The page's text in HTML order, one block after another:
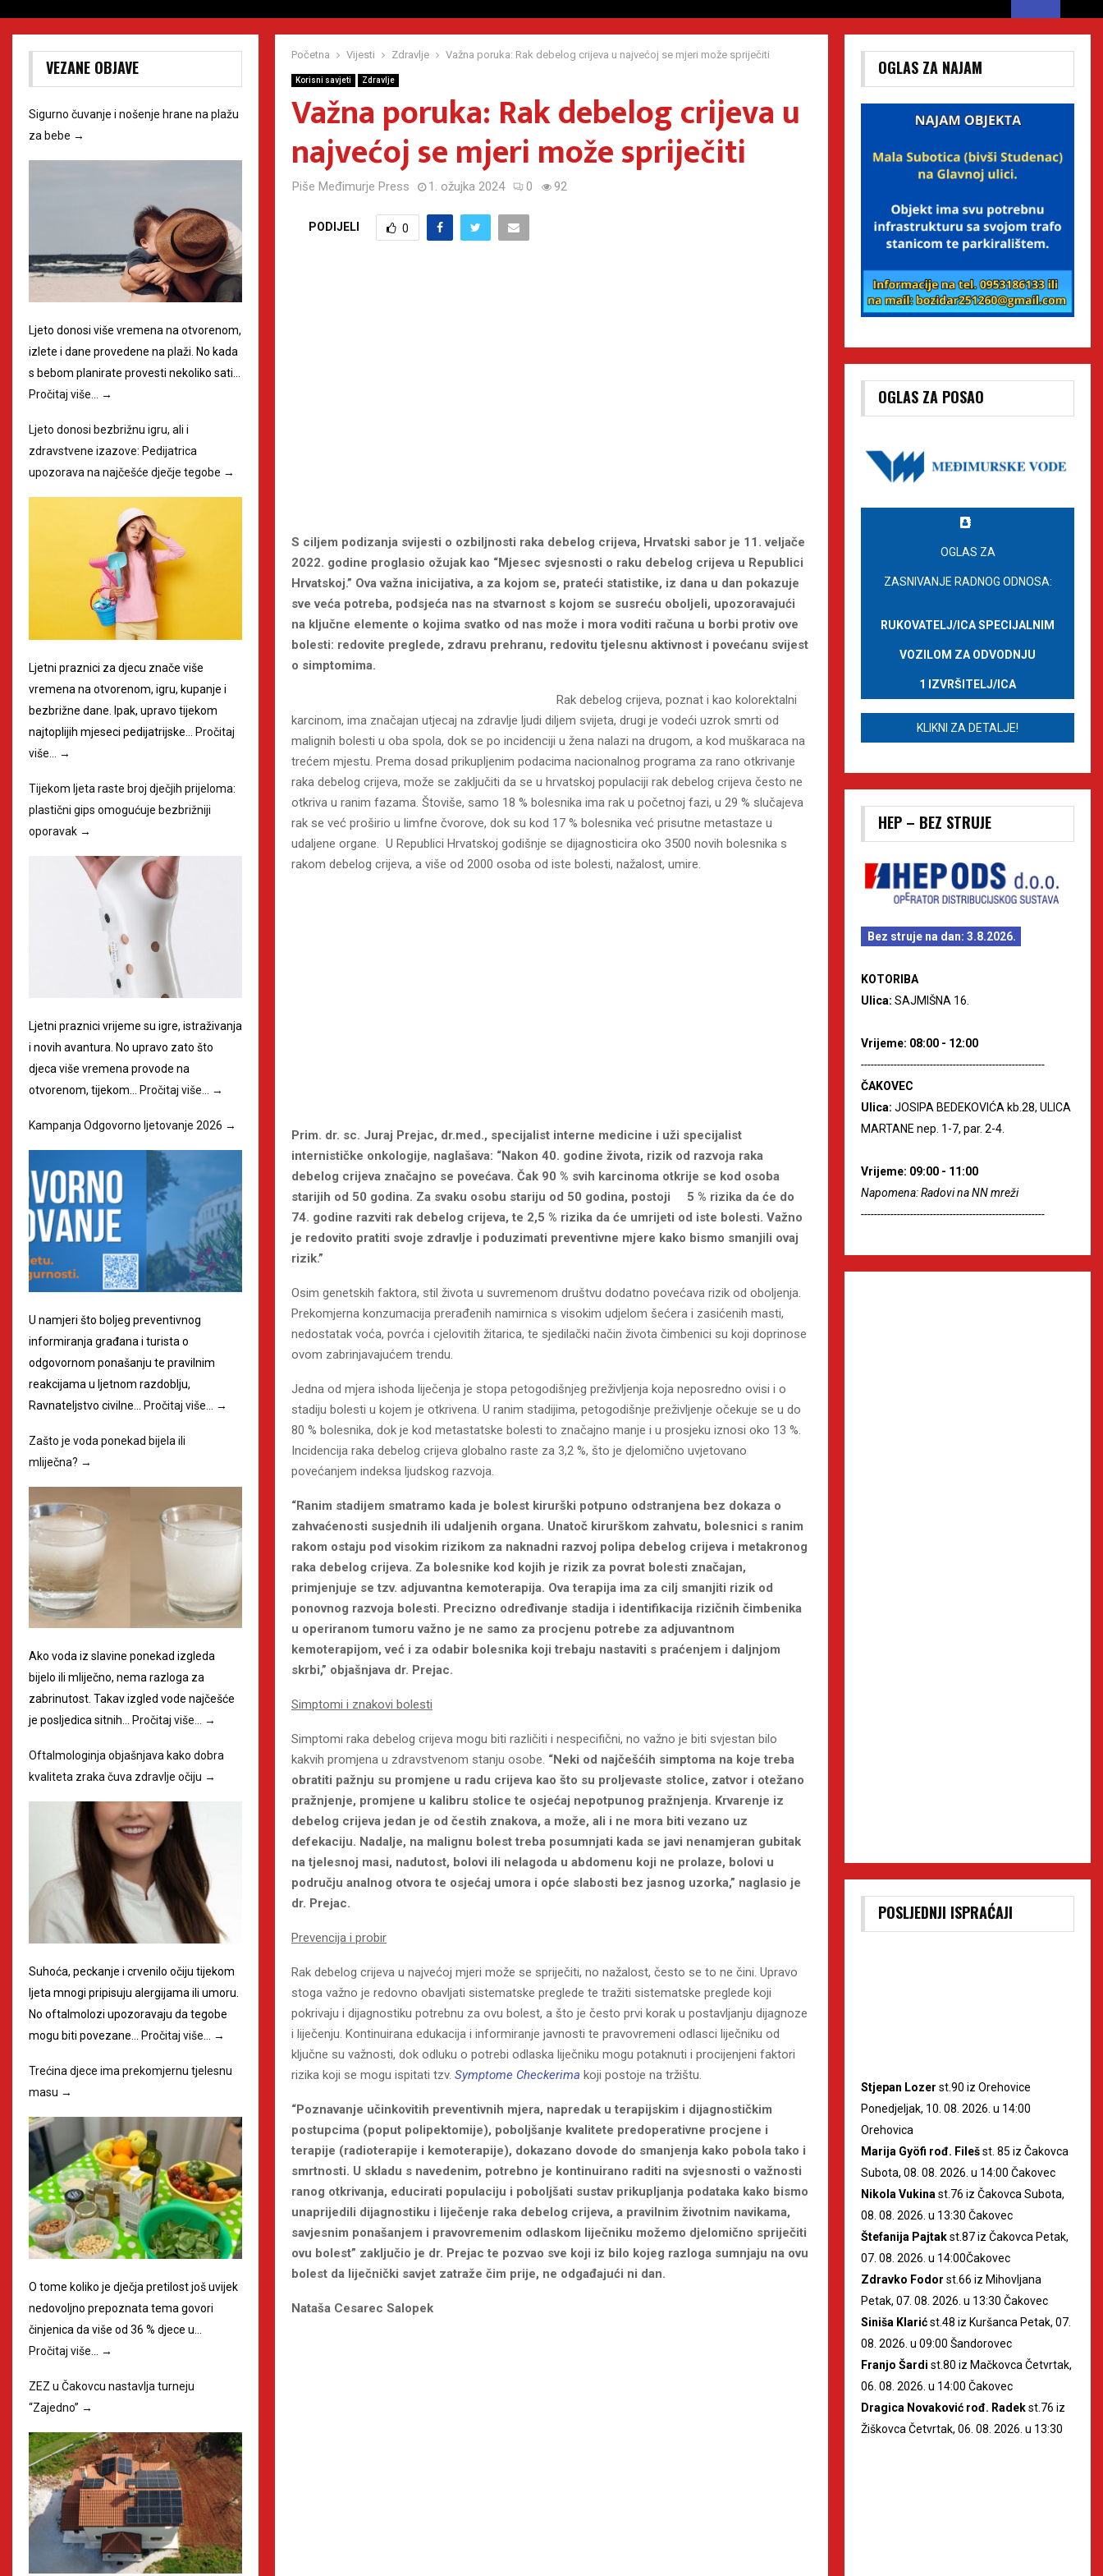
Početna Vijesti Zdravlje Važna poruka: Rak debelog crijeva u najvećoj se mjeri može spriječiti
Korisni savjeti Zdravlje
Važna poruka: Rak debelog crijeva u
najvećoj se mjeri može spriječiti
Piše Međimurje Press 1. ožujka 2024 0 92
PODIJELI 0
S ciljem podizanja svijesti o ozbiljnosti raka debelog crijeva, Hrvatski sabor je 11. veljače
2022. godine proglasio ožujak kao “Mjesec svjesnosti o raku debelog crijeva u Republici
Hrvatskoj.” Ova važna inicijativa, a za kojom se, prateći statistike, iz dana u dan pokazuje
sve veća potreba, podsjeća nas na stvarnost s kojom se susreću oboljeli, upozoravajući
na ključne elemente o kojima svatko od nas može i mora voditi računa u borbi protiv ove
bolesti: redovite preglede, zdravu prehranu, redovitu tjelesnu aktivnost i povećanu svijest
o simptomima.
Rak debelog crijeva, poznat i kao kolorektalni
karcinom, ima značajan utjecaj na zdravlje ljudi diljem svijeta, drugi je vodeći uzrok smrti od
malignih bolesti u oba spola, dok se po incidenciji u žena nalazi na drugom, a kod muškaraca na
trećem mjestu. Prema dosad prikupljenim podacima nacionalnog programa za rano otkrivanje
raka debelog crijeva, može se zaključiti da se u hrvatskoj populaciji rak debelog crijeva često ne
otkriva u ranim fazama. Štoviše, samo 18 % bolesnika ima rak u početnoj fazi, u 29 % slučajeva
rak se već proširio u limfne čvorove, dok su kod 17 % bolesnika već prisutne metastaze u
udaljene organe. U Republici Hrvatskoj godišnje se dijagnosticira oko 3500 novih bolesnika s
rakom debelog crijeva, a više od 2000 osoba od iste bolesti, nažalost, umire.
Prim. dr. sc. Juraj Prejac, dr.med., specijalist interne medicine i uži specijalist
internističke onkologije, naglašava: “Nakon 40. godine života, rizik od razvoja raka
debelog crijeva značajno se povećava. Čak 90 % svih karcinoma otkrije se kod osoba
starijih od 50 godina. Za svaku osobu stariju od 50 godina, postoji 5 % rizika da će do
74. godine razviti rak debelog crijeva, te 2,5 % rizika da će umrijeti od iste bolesti. Važno
je redovito pratiti svoje zdravlje i poduzimati preventivne mjere kako bismo smanjili ovaj
rizik.”
Osim genetskih faktora, stil života u suvremenom društvu dodatno povećava rizik od oboljenja.
Prekomjerna konzumacija prerađenih namirnica s visokim udjelom šećera i zasićenih masti,
nedostatak voća, povrća i cjelovitih žitarica, te sjedilački način života čimbenici su koji doprinose
ovom zabrinjavajućem trendu.
Jedna od mjera ishoda liječenja je stopa petogodišnjeg preživljenja koja neposredno ovisi i o
stadiju bolesti u kojem je otkrivena. U ranim stadijima, petogodišnje preživljenje očekuje se u do
80 % bolesnika, dok je kod metastatske bolesti to značajno manje i u prosjeku iznosi oko 13 %.
Incidencija raka debelog crijeva globalno raste za 3,2 %, što je djelomično uvjetovano
povećanjem indeksa ljudskog razvoja.
“Ranim stadijem smatramo kada je bolest kirurški potpuno odstranjena bez dokaza o
zahvaćenosti susjednih ili udaljenih organa. Unatoč kirurškom zahvatu, bolesnici s ranim
rakom ostaju pod visokim rizikom za naknadni razvoj polipa debelog crijeva i metakronog
raka debelog crijeva. Za bolesnike kod kojih je rizik za povrat bolesti značajan,
primjenjuje se tzv. adjuvantna kemoterapija. Ova terapija ima za cilj smanjiti rizik od
ponovnog razvoja bolesti. Precizno određivanje stadija i identifikacija rizičnih čimbenika
u operiranom tumoru važno je ne samo za procjenu potrebe za adjuvantnom
kemoterapijom, već i za odabir bolesnika koji trebaju nastaviti s praćenjem i daljnjom
skrbi,” objašnjava dr. Prejac.
Simptomi i znakovi bolesti
Simptomi raka debelog crijeva mogu biti različiti i nespecifični, no važno je biti svjestan bilo
kakvih promjena u zdravstvenom stanju osobe. “Neki od najčešćih simptoma na koje treba
obratiti pažnju su promjene u radu crijeva kao što su proljevaste stolice, zatvor i otežano
pražnjenje, promjene u kalibru stolice te osjećaj nepotpunog pražnjenja. Krvarenje iz
debelog crijeva jedan je od čestih znakova, a može, ali i ne mora biti vezano uz
defekaciju. Nadalje, na malignu bolest treba posumnjati kada se javi nenamjeran gubitak
na tjelesnoj masi, nadutost, bolovi ili nelagoda u abdomenu koji ne prolaze, bolovi u
području analnog otvora te osjećaj umora i opće slabosti bez jasnog uzorka,” naglasio je
dr. Prejac.
Prevencija i probir
Rak debelog crijeva u najvećoj mjeri može se spriječiti, no nažalost, često se to ne čini. Upravo
stoga važno je redovno obavljati sistematske preglede te tražiti sistematske preglede koji
pokrivaju i dijagnostiku potrebnu za ovu bolest, a što je često prvi korak u postavljanju dijagnoze
i liječenju. Kontinuirana edukacija i informiranje javnosti te pravovremeni odlasci liječniku od
ključne su važnosti, dok odluku o potrebi odlaska liječniku mogu potaknuti i procijenjeni faktori
rizika koji se mogu ispitati tzv. Symptome Checkerima koji postoje na tržištu.
“Poznavanje učinkovitih preventivnih mjera, napredak u terapijskim i dijagnostičkim
postupcima (poput polipektomije), poboljšanje kvalitete predoperativne procjene i
terapije (radioterapije i kemoterapije), dokazano dovode do smanjenja kako pobola tako i
smrtnosti. U skladu s navedenim, potrebno je kontinuirano raditi na svjesnosti o važnosti
ranog otkrivanja, educirati populaciju i poboljšati sustav prikupljanja podataka kako bismo
unaprijedili dijagnostiku i liječenje raka debelog crijeva, a pravilnim životnim navikama,
savjesnim ponašanjem i pravovremenim odlaskom liječniku možemo djelomično spriječiti
ovu bolest” zaključio je dr. Prejac te pozvao sve koji iz bilo kojeg razloga sumnjaju na ovu
bolest da liječnički savjet zatraže čim prije, ne odgađajući ni dan.
Nataša Cesarec Salopek
VEZANE OBJAVE
Sigurno čuvanje i nošenje hrane na plažu
za bebe →
Ljeto donosi više vremena na otvorenom,
izlete i dane provedene na plaži. No kada
s bebom planirate provesti nekoliko sati…
Pročitaj više… →
Ljeto donosi bezbrižnu igru, ali i
zdravstvene izazove: Pedijatrica
upozorava na najčešće dječje tegobe →
Ljetni praznici za djecu znače više
vremena na otvorenom, igru, kupanje i
bezbrižne dane. Ipak, upravo tijekom
najtoplijih mjeseci pedijatrijske…
Pročitaj
više…
→
Tijekom ljeta raste broj dječjih prijeloma:
plastični gips omogućuje bezbrižniji
oporavak →
Ljetni praznici vrijeme su igre, istraživanja
i novih avantura. No upravo zato što
djeca više vremena provode na
otvorenom, tijekom…
Pročitaj više… →
Kampanja Odgovorno ljetovanje 2026 →
U namjeri što boljeg preventivnog
informiranja građana i turista o
odgovornom ponašanju te pravilnim
reakcijama u ljetnom razdoblju,
Ravnateljstvo civilne…
Pročitaj više… →
Zašto je voda ponekad bijela ili
mliječna? →
Ako voda iz slavine ponekad izgleda
bijelo ili mliječno, nema razloga za
zabrinutost. Takav izgled vode najčešće
je posljedica sitnih… Pročitaj više… →
Oftalmologinja objašnjava kako dobra
kvaliteta zraka čuva zdravlje očiju →
Suhoća, peckanje i crvenilo očiju tijekom
ljeta mnogi pripisuju alergijama ili umoru.
No oftalmolozi upozoravaju da tegobe
mogu biti povezane…
Pročitaj više… →
Trećina djece ima prekomjernu tjelesnu
masu →
O tome koliko je dječja pretilost još uvijek
nedovoljno prepoznata tema govori
činjenica da više od 36 % djece u…
Pročitaj više…
→
ZEZ u Čakovcu nastavlja turneju
“Zajedno” →
OGLAS ZA NAJAM
OGLAS ZA POSAO
OGLAS ZA
ZASNIVANJE RADNOG ODNOSA:
RUKOVATELJ/ICA SPECIJALNIM
VOZILOM ZA ODVODNJU
1 IZVRŠITELJ/ICA
KLIKNI ZA DETALJE!
HEP – BEZ STRUJE
Bez struje na dan: 3.8.2026.
KOTORIBA
Ulica: SAJMIŠNA 16.
Vrijeme: 08:00 - 12:00
--------------------------------------------------------
ČAKOVEC
Ulica: JOSIPA BEDEKOVIĆA kb.28, ULICA
MARTANE nep. 1-7, par. 2-4.
Vrijeme: 09:00 - 11:00
Napomena: Radovi na NN mreži
--------------------------------------------------------
POSLJEDNJI ISPRAĆAJI
Stjepan Lozer st.90 iz Orehovice
Ponedjeljak, 10. 08. 2026. u 14:00
Orehovica
Marija Gyöfi rođ. Filešst. 85 iz Čakovca
Subota, 08. 08. 2026. u 14:00 Čakovec
Nikola Vukina st.76 iz Čakovca Subota,
08. 08. 2026. u 13:30 Čakovec
Štefanija Pajtakst.87 iz Čakovca Petak,
07. 08. 2026. u 14:00Čakovec
Zdravko Fodor st.66 iz Mihovljana
Petak, 07. 08. 2026. u 13:30 Čakovec
Siniša Klarićst.48 iz Kuršanca Petak, 07.
08. 2026. u 09:00 Šandorovec
Franjo Šardi st.80 iz Mačkovca Četvrtak,
06. 08. 2026. u 14:00 Čakovec
Dragica Novaković rođ. Radekst.76 iz
Žiškovca Četvrtak, 06. 08. 2026. u 13:30